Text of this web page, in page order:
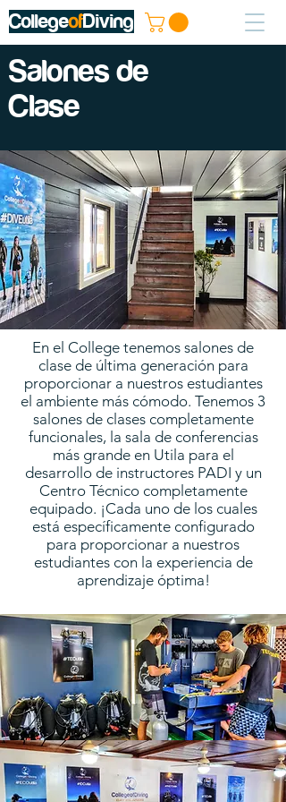
CollegeofDiving
Salones de
Clase
En el College tenemos salones de
clase de última generación para
proporcionar a nuestros estudiantes
el ambiente más cómodo. Tenemos 3
salones de clases completamente
funcionales, la sala de conferencias
más grande en Utila para el
desarrollo de instructores PADI y un
Centro Técnico completamente
equipado. ¡Cada uno de los cuales
está específicamente configurado
para proporcionar a nuestros
estudiantes con la experiencia de
aprendizaje óptima!